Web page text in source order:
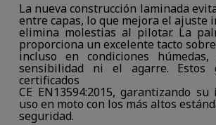
La nueva construcción laminada
entre capas, lo que mejora el ajuste
elimina molestias al pilotar. La
proporciona un excelente tacto
incluso en condiciones
sensibilidad ni el agarre. Estos
certificados
CE EN13594:2015, garantizando
uso en moto con los más altos
seguridad.